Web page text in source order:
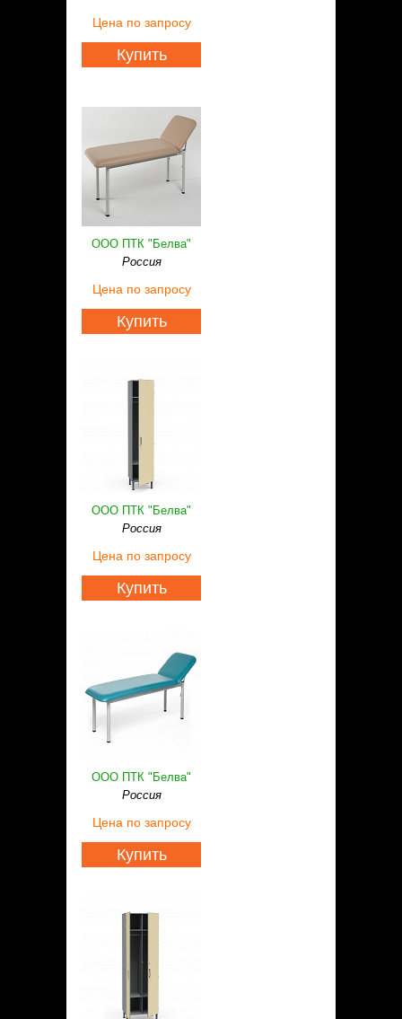
Цена по запросу
Купить
ООО ПТК "Белва"
Россия
Цена по запросу
Купить
ООО ПТК "Белва"
Россия
Цена по запросу
Купить
ООО ПТК "Белва"
Россия
Цена по запросу
Купить